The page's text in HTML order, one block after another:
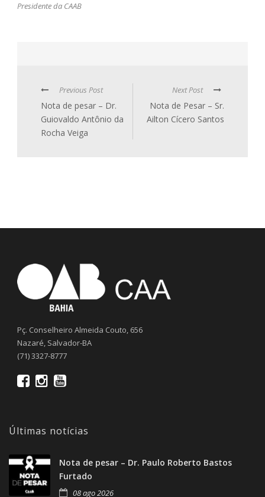
Presidente da CAAB
Previous Post
Nota de pesar – Dr.
Guiovaldo Antônio da
Rocha Veiga
Next Post
Nota de Pesar – Sr.
Ailton Cícero Santos
Pç. Conselheiro Almeida Couto, 656
Nazaré, Salvador-BA
(71) 3327-8777
Últimas notícias
Nota de pesar – Dr. Paulo Roberto Bastos
Furtado
08 ago 2026